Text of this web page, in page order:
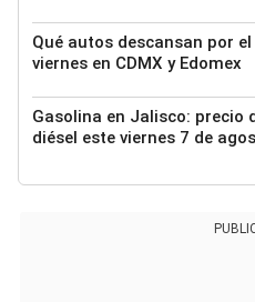
Qué autos descansan por
viernes en CDMX y Edomex
Gasolina en Jalisco: precio
diésel este viernes 7 de